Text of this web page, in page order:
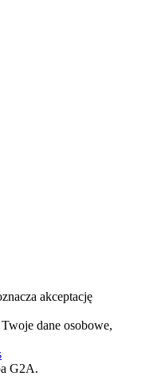
akceptację
dane osobowe,
G2A.